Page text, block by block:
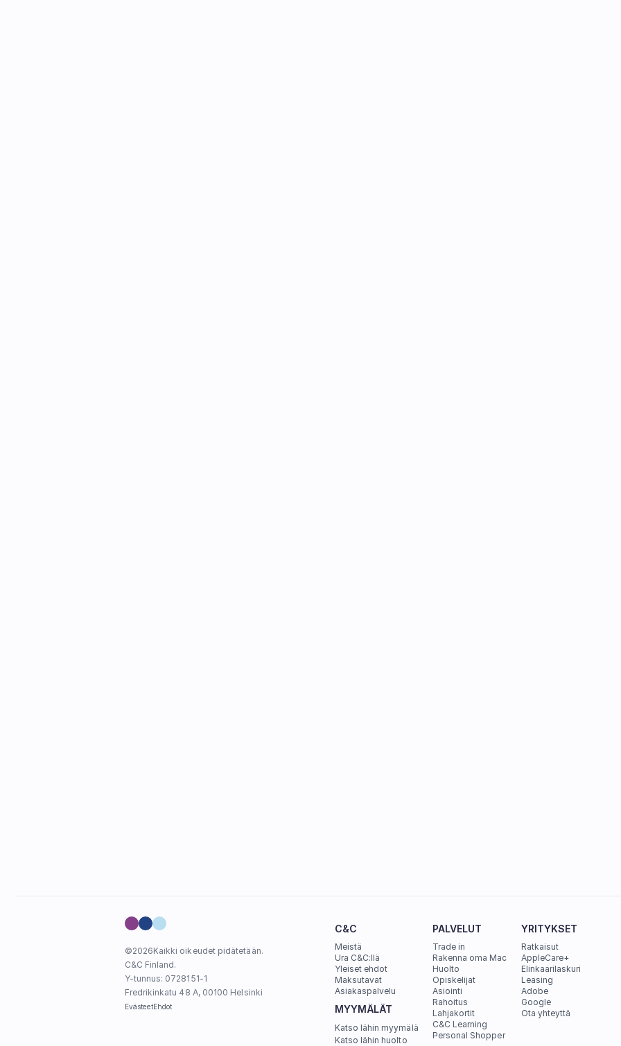
©2026Kaikki oikeudet pidätetään.
C&C Finland.
Y-tunnus: 0728151-1
Fredrikinkatu 48 A, 00100 Helsinki
EvästeetEhdot
C&C
Meistä
Ura C&C:llä
Yleiset ehdot
Maksutavat
Asiakaspalvelu
MYYMÄLÄT
Katso lähin myymälä
Katso lähin huolto
PALVELUT
Trade in
Rakenna oma Mac
Huolto
Opiskelijat
Asiointi
Rahoitus
Lahjakortit
C&C Learning
Personal Shopper
YRITYKSET
Ratkaisut
AppleCare+
Elinkaarilaskuri
Leasing
Adobe
Google
Ota yhteyttä